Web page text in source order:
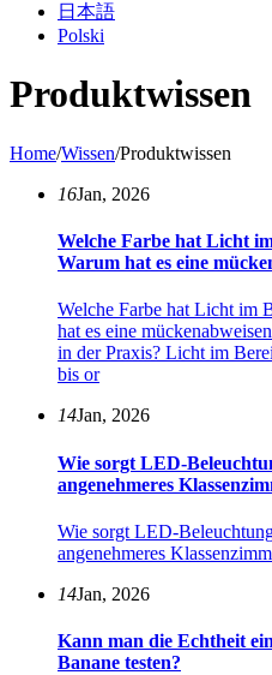
日本語
Polski
Produktwissen
Home/Wissen/Produktwissen
16Jan, 2026
Welche Farbe hat Licht
Warum hat es eine
Welche Farbe hat Licht im
hat es eine
in der Praxis? Licht im
bis or
14Jan, 2026
Wie sorgt LED-
angenehmeres
Wie sorgt LED-
angenehmeres
14Jan, 2026
Kann man die Echtheit
Banane testen?